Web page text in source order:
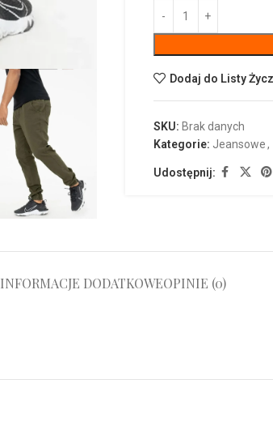
Dodaj do Listy
SKU: Brak danych
Kategorie: Jeansowe,
Udostępnij:
INFORMACJE DODATKOWEOPINIE (0)